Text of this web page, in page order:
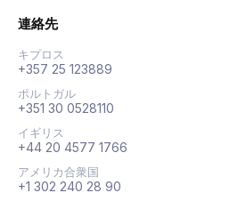
連絡先
キプロス
+357 25 123889
ポルトガル
+351 30 0528110
イギリス
+44 20 4577 1766
アメリカ合衆国
+1 302 240 28 90